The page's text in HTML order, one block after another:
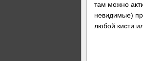
там можно
невидимые)
любой кисти